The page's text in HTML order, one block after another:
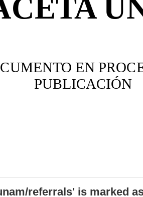
referrals' is marked